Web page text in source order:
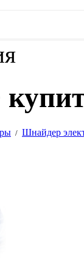
/ Шнайдер